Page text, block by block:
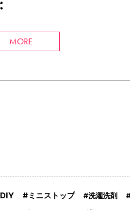
MORE
DIY ミニストップ 洗濯洗剤